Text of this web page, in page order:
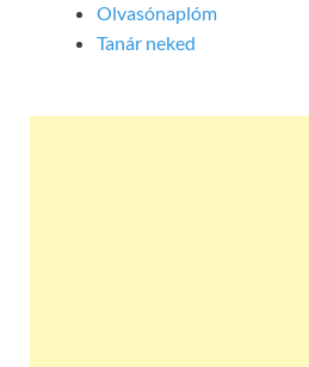
Olvasónaplóm
Tanár neked